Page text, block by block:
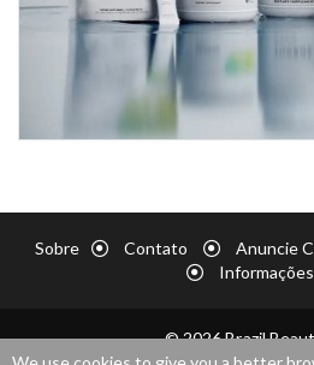
Sobre Contato Anuncie
© 2026 Brazil